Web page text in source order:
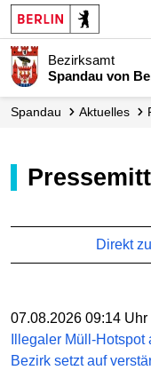
Bezirksamt
Spandau von
Spandau Aktuelles
Direkt
07.08.2026 09:14 Uhr
Illegaler Müll-
Bezirk setzt auf